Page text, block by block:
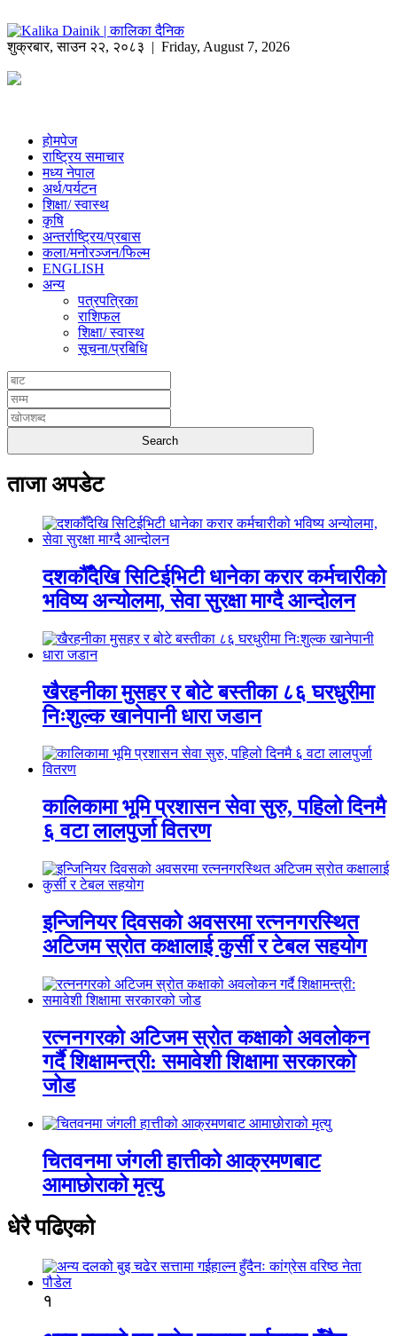
शुक्रबार,साउन २२, २०८३ | Friday, August 7, 2026
होमपेज
राष्ट्रिय समाचार
मध्य नेपाल
अर्थ/पर्यटन
शिक्षा/ स्वास्थ
कृषि
अन्तर्राष्ट्रिय/प्रबास
कला/मनोरञ्जन/फिल्म
ENGLISH
अन्य
पत्रपत्रिका
राशिफल
शिक्षा/ स्वास्थ
सूचना/प्रबिधि
ताजा अपडेट
दशकौँदेखि सिटिईभिटी धानेका करार कर्मचारीको
भविष्य अन्योलमा, सेवा सुरक्षा माग्दै आन्दोलन
खैरहनीका मुसहर र बोटे बस्तीका ८६ घरधुरीमा
निःशुल्क खानेपानी धारा जडान
कालिकामा भूमि प्रशासन सेवा सुरु, पहिलो दिनमै
६ वटा लालपुर्जा वितरण
इन्जिनियर दिवसको अवसरमा रत्ननगरस्थित
अटिजम स्रोत कक्षालाई कुर्सी र टेबल सहयोग
रत्ननगरको अटिजम स्रोत कक्षाको अवलोकन
गर्दै शिक्षामन्त्री: समावेशी शिक्षामा सरकारको
जोड
चितवनमा जंगली हात्तीको आक्रमणबाट
आमाछोराको मृत्यु
धेरै पढिएको
१